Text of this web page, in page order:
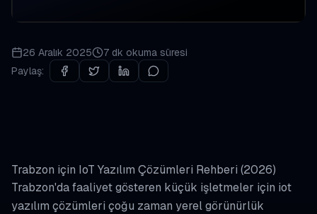
26 Aralık 2025 7 dk okuma süresi
Paylaş:
Trabzon için IoT Yazılım Çözümleri Rehberi (2026)
Trabzon'da faaliyet gösteren küçük işletmeler için iot
yazılım çözümleri çoğu zaman yerel görünürlük